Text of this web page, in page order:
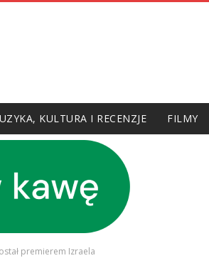
KULTURA I RECENZJE FILMY
premierem Izraela